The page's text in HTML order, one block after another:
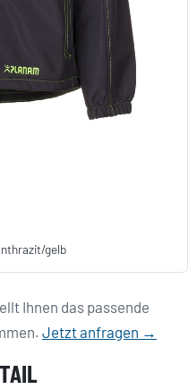
gelb
Ihnen das passende
Jetzt anfragen →